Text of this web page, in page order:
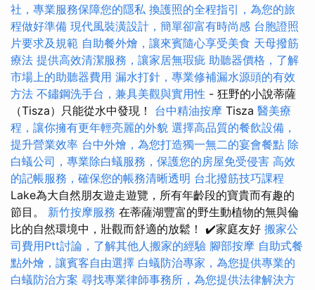
社，專業服務保障您的隱私 換護照的全程指引，為您的旅
程做好準備 現代風裝潢設計，簡單卻富有時尚感 台胞證照
片要求及規範 自助餐外燴，讓來賓隨心享受美食 天母撥筋
療法 提供高效清潔服務，讓家居無瑕疵 助聽器價格，了解
市場上的助聽器費用 漏水打針，專業修補漏水源頭的有效
方法 不鏽鋼洗手台，兼具美觀與實用性 - 狂野的小說蒂薩
（Tisza）只能從水中發現！ 台中精油按摩 Tisza 醫美療
程，讓你擁有更年輕亮麗的外貌 選擇高品質的餐飲設備，
提升營業效率 台中外燴，為您打造獨一無二的宴會餐點 除
白蟻公司，專業除白蟻服務，保護您的房屋免受侵害 高效
的記帳服務，確保您的帳務清晰透明 台北撥筋技巧課程
Lake為大自然朋友遊走遊覽，所有年齡段的寶貴而有趣的
節目。 新竹按摩服務 在蒂薩湖豐富的野生動植物的無與倫
比的自然環境中，壯觀而舒適的放鬆！ ✔️家庭友好 搬家公
司費用Ptt討論，了解其他人搬家的經驗 腳部按摩 自助式餐
點外燴，讓賓客自由選擇 白蟻防治專家，為您提供專業的
白蟻防治方案 尋找專業律師事務所，為您提供法律解決方